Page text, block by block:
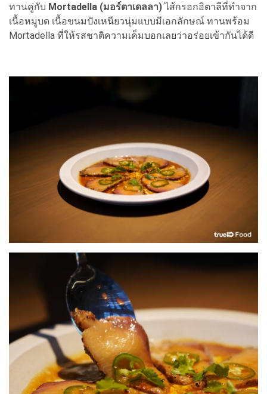
ทานคู่กับ Mortadella (มอร์ตาเดลลา)ไส้กรอกอิตาลีที่ทำจาก
เนื้อหมูบด เนื้อขนมปังเหนียวนุ่มแบบมีเอกลักษณ์ ทานพร้อม
Mortadella ที่ให้รสชาติความเค็มบอกเลยว่าอร่อยเข้ากันได้ดี